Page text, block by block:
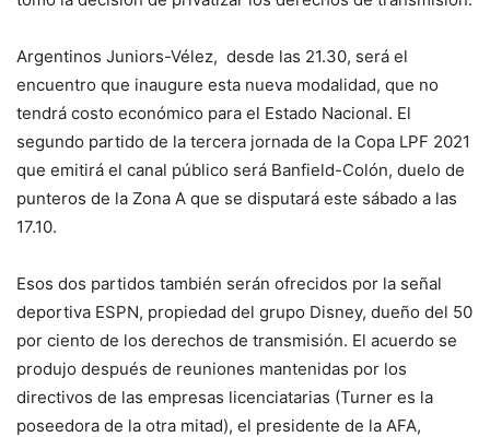
Argentinos Juniors-Vélez, desde las 21.30, será el
encuentro que inaugure esta nueva modalidad, que no
tendrá costo económico para el Estado Nacional. El
segundo partido de la tercera jornada de la Copa LPF 2021
que emitirá el canal público será Banfield-Colón, duelo de
punteros de la Zona A que se disputará este sábado a las
17.10.
Esos dos partidos también serán ofrecidos por la señal
deportiva ESPN, propiedad del grupo Disney, dueño del 50
por ciento de los derechos de transmisión. El acuerdo se
produjo después de reuniones mantenidas por los
directivos de las empresas licenciatarias (Turner es la
poseedora de la otra mitad), el presidente de la AFA,